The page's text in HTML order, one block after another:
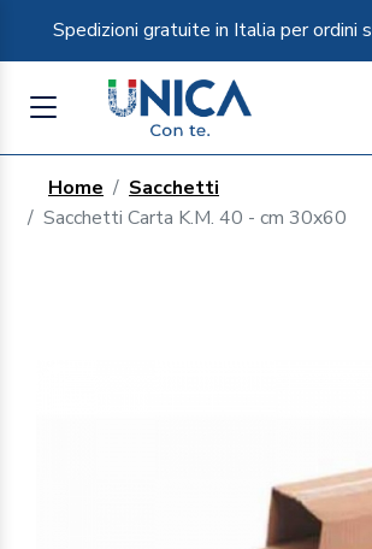
Spedizioni gratuite in Italia per ordini
Home
Sacchetti
Sacchetti Carta K.M. 40 - cm 30x60